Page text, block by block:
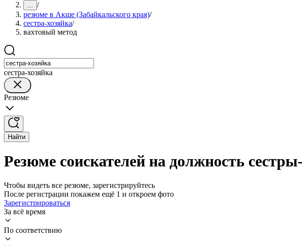
... /
резюме в Акше (Забайкальского края)/
сестра-хозяйка/
вахтовый метод
сестра-хозяйка
Резюме
Найти
Резюме соискателей на должность
Чтобы видеть все резюме, зарегистрируйтесь
После регистрации покажем ещё 1 и откроем фото
Зарегистрироваться
За всё время
По соответствию